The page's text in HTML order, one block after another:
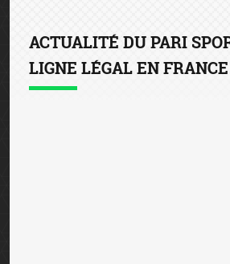
ACTUALITÉ DU PARI
LIGNE LÉGAL EN FRANCE